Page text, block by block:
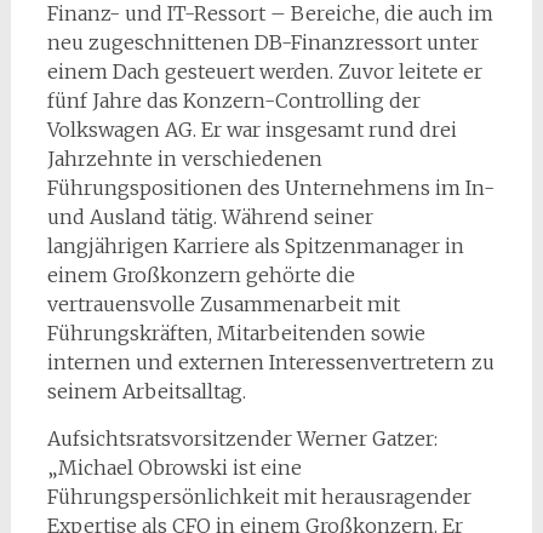
Finanz- und IT-Ressort – Bereiche, die auch im
neu zugeschnittenen DB-Finanzressort unter
einem Dach gesteuert werden. Zuvor leitete er
fünf Jahre das Konzern-Controlling der
Volkswagen AG. Er war insgesamt rund drei
Jahrzehnte in verschiedenen
Führungspositionen des Unternehmens im In-
und Ausland tätig. Während seiner
langjährigen Karriere als Spitzenmanager in
einem Großkonzern gehörte die
vertrauensvolle Zusammenarbeit mit
Führungskräften, Mitarbeitenden sowie
internen und externen Interessenvertretern zu
seinem Arbeitsalltag.
Aufsichtsratsvorsitzender Werner Gatzer:
„Michael Obrowski ist eine
Führungspersönlichkeit mit herausragender
Expertise als CFO in einem Großkonzern. Er